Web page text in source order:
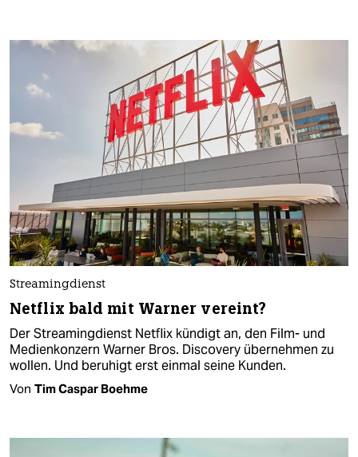
Streamingdienst
Netflix bald mit Warner vereint?
Der Streamingdienst Netflix kündigt an, den Film- und
Medienkonzern Warner Bros. Discovery übernehmen zu
wollen. Und beruhigt erst einmal seine Kunden.
Von Tim Caspar Boehme